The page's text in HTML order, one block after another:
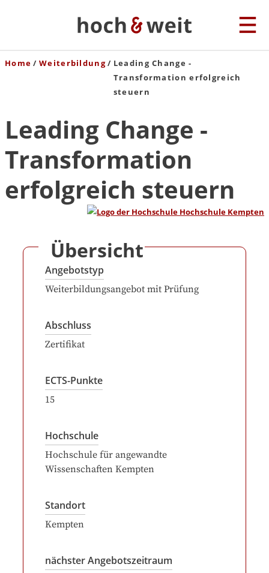
Home Weiterbildung
Leading Change -
Transformation erfolgreich
steuern
Leading Change -
Transformation
erfolgreich steuern
Übersicht
Angebotstyp
Weiterbildungsangebot mit Prüfung
Abschluss
Zertifikat
ECTS-Punkte
15
Hochschule
Hochschule für angewandte
Wissenschaften Kempten
Standort
Kempten
nächster Angebotszeitraum